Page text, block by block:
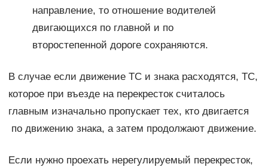
направление, то отношение водителей
двигающихся по главной и по
второстепенной дороге сохраняются.
В случае если движение ТС и знака расходятся, ТС,
которое при въезде на перекресток считалось
главным изначально пропускает тех, кто двигается
по движению знака, а затем продолжают движение.
Если нужно проехать нерегулируемый перекресток,